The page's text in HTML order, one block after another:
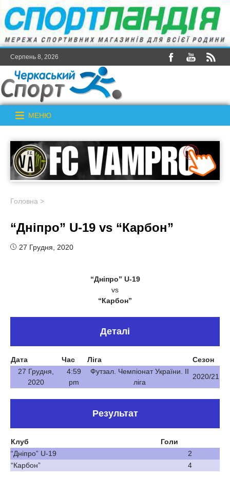
Серпень 8, 2026
МЕНЮ
Головна >
“Дніпро” U-19 vs “Карбон”
27 Грудня, 2020
“Дніпро” U-19
vs
“Карбон”
Деталі
Дата Час Ліга
Сезон
27 Грудня,
2020
4:59
pm
Футзал. Чемпіонат України. ІІ
ліга
2020/21
Результат
Клуб
Голи
“Дніпро” U-19
2
“Карбон”
4